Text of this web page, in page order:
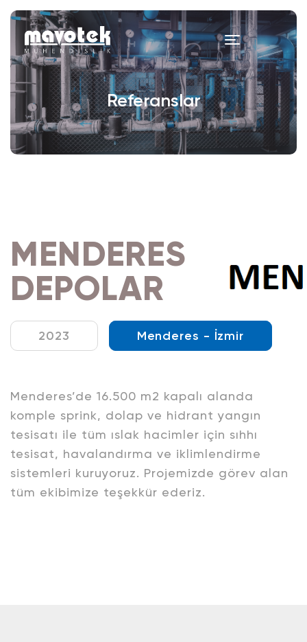
Referanslar
MENDERES
DEPOLAR
2023 Menderes - İzmir
Menderes’de 16.500 m2 kapalı alanda
komple sprink, dolap ve hidrant yangın
tesisatı ile tüm ıslak hacimler için sıhhı
tesisat, havalandırma ve iklimlendirme
sistemleri kuruyoruz. Projemizde görev alan
tüm ekibimize teşekkür ederiz.